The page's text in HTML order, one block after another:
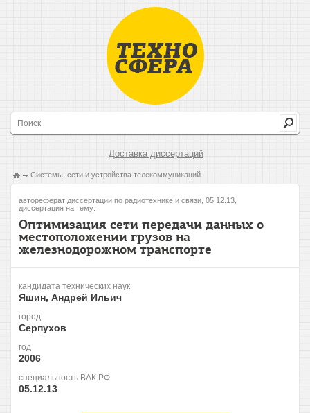
Доставка диссертаций
Системы, сети и устройства телекоммуникаций
автореферат диссертации по радиотехнике и связи, 05.12.13,
диссертация на тему:
Оптимизация сети передачи данных о
местоположении грузов на
железнодорожном транспорте
кандидата технических наук
Яшин, Андрей Ильич
город
Серпухов
год
2006
специальность ВАК РФ
05.12.13